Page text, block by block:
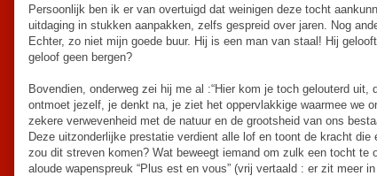
Persoonlijk ben ik er van overtuigd dat weinigen deze tocht
uitdaging in stukken aanpakken, zelfs gespreid over jaren. Nog
Echter, zo niet mijn goede buur. Hij is een man van staal! Hij
geloof geen bergen?
Bovendien, onderweg zei hij me al :“Hier kom je toch gelouterd uit,
ontmoet jezelf, je denkt na, je ziet het oppervlakkige waarmee we
zekere verwevenheid met de natuur en de grootsheid van ons
Deze uitzonderlijke prestatie verdient alle lof en toont de kracht die
zou dit streven komen? Wat beweegt iemand om zulk een tocht te
aloude wapenspreuk “Plus est en vous” (vrij vertaald : er zit meer